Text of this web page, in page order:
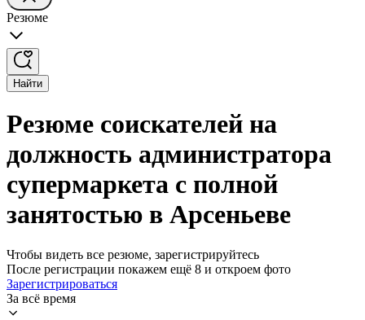
Резюме
Найти
Резюме соискателей на
должность администратора
супермаркета с полной
занятостью в Арсеньеве
Чтобы видеть все резюме, зарегистрируйтесь
После регистрации покажем ещё 8 и откроем фото
Зарегистрироваться
За всё время